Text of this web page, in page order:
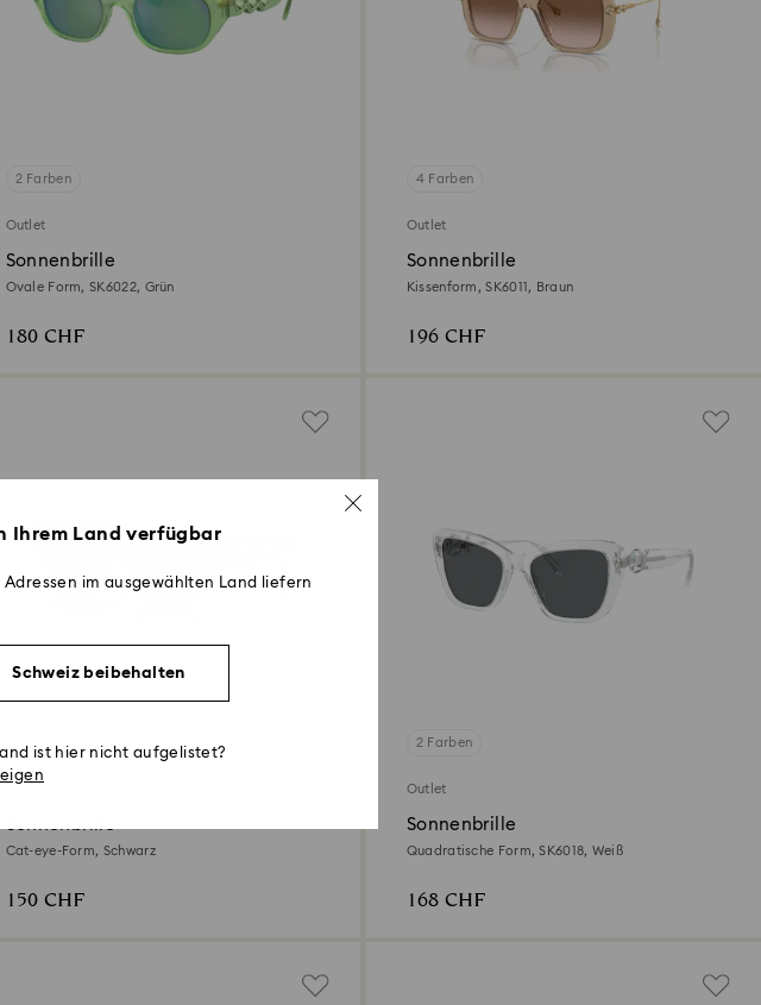
2 Farben
Outlet
Sonnenbrille
Ovale Form, SK6022, Grün
180 CHF
4 Farben
Outlet
Sonnenbrille
Kissenform, SK6011, Braun
196 CHF
Sonnenbrille
Cat-eye-Form, Schwarz
150 CHF
2 Farben
Outlet
Sonnenbrille
Quadratische Form, SK6018, Weiß
168 CHF
Ihrem Land verfügbar
im ausgewählten Land liefern
Schweiz beibehalten
ist hier nicht aufgelistet?